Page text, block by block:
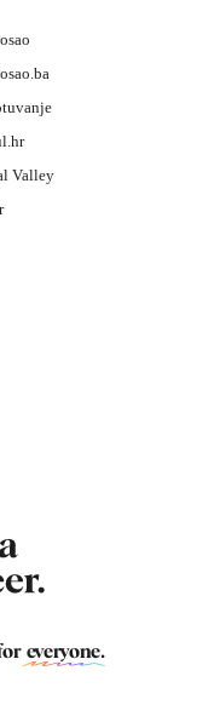
Valley
everyone.